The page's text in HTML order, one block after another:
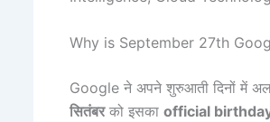
Why is September 27th
Google ने अपने शुरुआती दिनों में
सितंबरको इसका official